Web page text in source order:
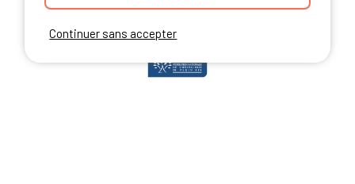
Continuer sans accepter